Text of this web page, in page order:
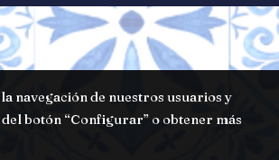
navegación de nuestros usuarios y
botón “Configurar” o obtener más